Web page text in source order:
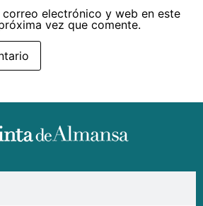
correo electrónico y web en este
vez que comente.